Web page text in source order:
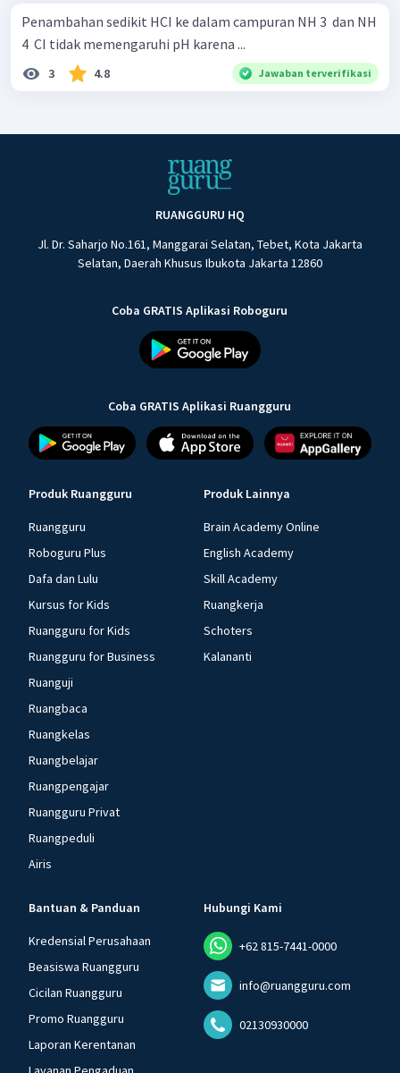
Penambahan sedikit HCI ke dalam campuran NH 3 ​ dan NH
4 ​ CI tidak memengaruhi pH karena ...
3 4.8 Jawaban terverifikasi
RUANGGURU HQ
Jl. Dr. Saharjo No.161, Manggarai Selatan, Tebet, Kota Jakarta
Selatan, Daerah Khusus Ibukota Jakarta 12860
Coba GRATIS Aplikasi Roboguru
Coba GRATIS Aplikasi Ruangguru
Produk Ruangguru
Ruangguru
Roboguru Plus
Dafa dan Lulu
Kursus for Kids
Ruangguru for Kids
Ruangguru for Business
Ruanguji
Ruangbaca
Ruangkelas
Ruangbelajar
Ruangpengajar
Ruangguru Privat
Ruangpeduli
Airis
Produk Lainnya
Brain Academy Online
English Academy
Skill Academy
Ruangkerja
Schoters
Kalananti
Bantuan & Panduan
Kredensial Perusahaan
Beasiswa Ruangguru
Cicilan Ruangguru
Promo Ruangguru
Laporan Kerentanan
Hubungi Kami
+62 815-7441-0000
info@ruangguru.com
02130930000